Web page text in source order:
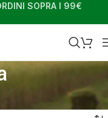
SOPRA I 99€
Visualizzazione del risultato